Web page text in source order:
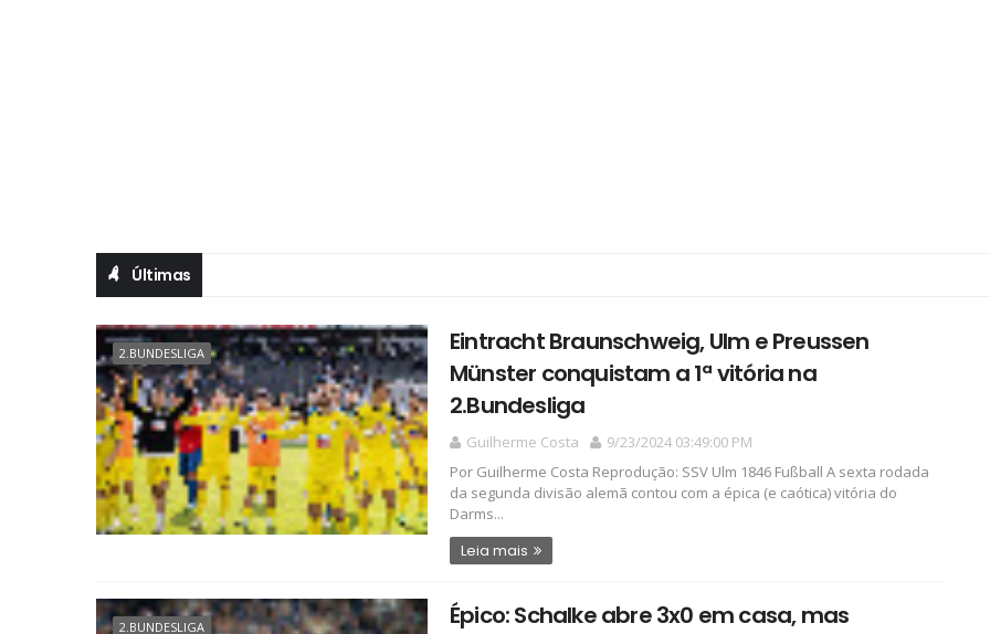
Últimas
2.BUNDESLIGA
Eintracht Braunschweig, Ulm e Preussen
Münster conquistam a 1ª vitória na
2.Bundesliga
Guilherme Costa
9/23/2024 03:49:00 PM
Por Guilherme Costa Reprodução: SSV Ulm 1846 Fußball A sexta rodada
da segunda divisão alemã contou com a épica (e caótica) vitória do
Darms...
Leia mais
2.BUNDESLIGA
Épico: Schalke abre 3x0 em casa, mas